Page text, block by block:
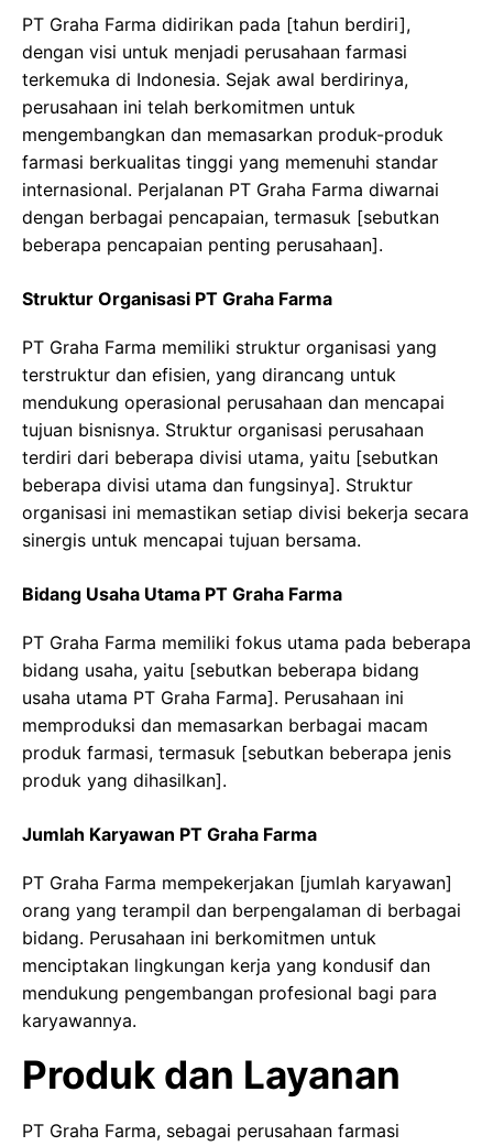
PT Graha Farma didirikan pada [tahun berdiri],
dengan visi untuk menjadi perusahaan farmasi
terkemuka di Indonesia. Sejak awal berdirinya,
perusahaan ini telah berkomitmen untuk
mengembangkan dan memasarkan produk-produk
farmasi berkualitas tinggi yang memenuhi standar
internasional. Perjalanan PT Graha Farma diwarnai
dengan berbagai pencapaian, termasuk [sebutkan
beberapa pencapaian penting perusahaan].
Struktur Organisasi PT Graha Farma
PT Graha Farma memiliki struktur organisasi yang
terstruktur dan efisien, yang dirancang untuk
mendukung operasional perusahaan dan mencapai
tujuan bisnisnya. Struktur organisasi perusahaan
terdiri dari beberapa divisi utama, yaitu [sebutkan
beberapa divisi utama dan fungsinya]. Struktur
organisasi ini memastikan setiap divisi bekerja secara
sinergis untuk mencapai tujuan bersama.
Bidang Usaha Utama PT Graha Farma
PT Graha Farma memiliki fokus utama pada beberapa
bidang usaha, yaitu [sebutkan beberapa bidang
usaha utama PT Graha Farma]. Perusahaan ini
memproduksi dan memasarkan berbagai macam
produk farmasi, termasuk [sebutkan beberapa jenis
produk yang dihasilkan].
Jumlah Karyawan PT Graha Farma
PT Graha Farma mempekerjakan [jumlah karyawan]
orang yang terampil dan berpengalaman di berbagai
bidang. Perusahaan ini berkomitmen untuk
menciptakan lingkungan kerja yang kondusif dan
mendukung pengembangan profesional bagi para
karyawannya.
Produk dan Layanan
PT Graha Farma, sebagai perusahaan farmasi